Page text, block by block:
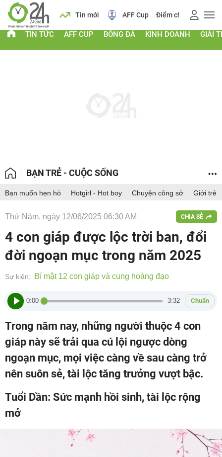
Lịch Tin mới AFF Cup Điểm chuẩn 2026
TIN TỨC AFF CUP BÓNG ĐÁ KINH DOANH GIẢI
BẠN TRẺ - CUỘC SỐNG
Bạn muốn hẹn hò Hotgirl - Hot boy Chuyện công sở Giới trẻ
Thứ Năm, ngày 12/06/2025 06:30 AM CHIA SẺ
4 con giáp được lộc trời ban, đổi
đời ngoạn mục trong năm 2025
Sự kiện: Bí mật 12 con giáp và cung hoàng đạo
0:00 3:32 Chuẩn
Trong năm nay, những người thuộc 4 con
giáp này sẽ trải qua cú lội ngược dòng
ngoạn mục, mọi việc càng về sau càng trở
nên suôn sẻ, tài lộc tăng trưởng vượt bậc.
Tuổi Dần: Sức mạnh hồi sinh, tài lộc rộng
mở